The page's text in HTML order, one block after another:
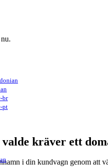
kräver ett
i din kundvagn genom att
br
pt